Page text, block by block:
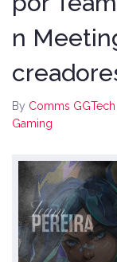
n
By Comms GGTech
Gaming